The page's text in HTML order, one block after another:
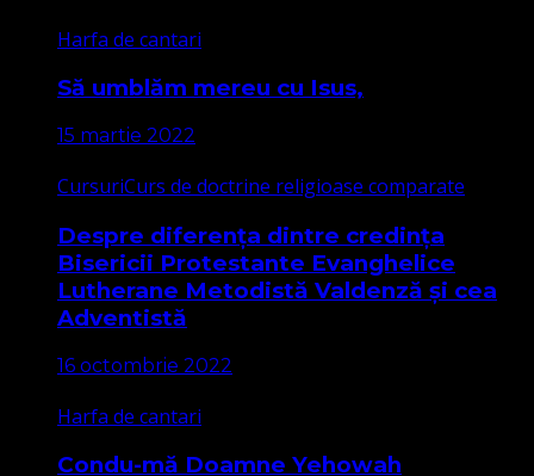
Harfa de cantari
Să umblăm mereu cu Isus,
15 martie 2022
CursuriCurs de doctrine religioase comparate
Despre diferența dintre credința
Bisericii Protestante Evanghelice
Lutherane Metodistă Valdenză și cea
Adventistă
16 octombrie 2022
Harfa de cantari
Condu-mă Doamne Yehowah